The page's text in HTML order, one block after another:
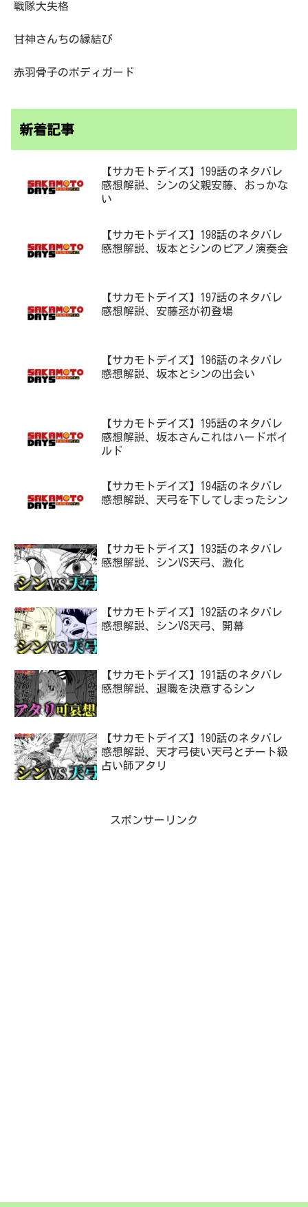
戦隊大失格
甘神さんちの縁結び
赤羽骨子のボディガード
新着記事
【サカモトデイズ】199話のネタバレ
感想解説、シンの父親安藤、おっかな
い
【サカモトデイズ】198話のネタバレ
感想解説、坂本とシンのピアノ演奏会
【サカモトデイズ】197話のネタバレ
感想解説、安藤丞が初登場
【サカモトデイズ】196話のネタバレ
感想解説、坂本とシンの出会い
【サカモトデイズ】195話のネタバレ
感想解説、坂本さんこれはハードボイ
ルド
【サカモトデイズ】194話のネタバレ
感想解説、天弓を下してしまったシン
【サカモトデイズ】193話のネタバレ
感想解説、シンVS天弓、激化
【サカモトデイズ】192話のネタバレ
感想解説、シンVS天弓、開幕
【サカモトデイズ】191話のネタバレ
感想解説、退職を決意するシン
【サカモトデイズ】190話のネタバレ
感想解説、天才弓使い天弓とチート級
占い師アタリ
スポンサーリンク